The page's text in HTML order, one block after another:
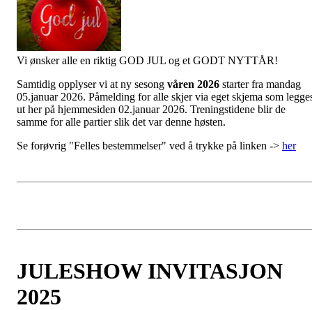
Vi ønsker alle en riktig GOD JUL og et GODT NYTTÅR!
Samtidig opplyser vi at ny sesong våren 2026 starter fra mandag
05.januar 2026. Påmelding for alle skjer via eget skjema som
ut her på hjemmesiden 02.januar 2026. Treningstidene blir de
samme for alle partier slik det var denne høsten.
Se forøvrig "Felles bestemmelser" ved å trykke på linken -> her
JULESHOW INVITASJON
2025